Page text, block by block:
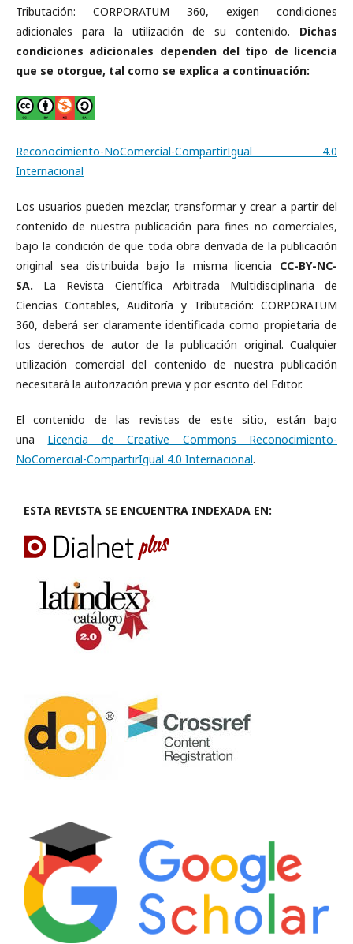
Tributación: CORPORATUM 360, exigen condiciones
adicionales para la utilización de su contenido. Dichas
condiciones adicionales dependen del tipo de licencia
que se otorgue, tal como se explica a continuación:
Reconocimiento-NoComercial-CompartirIgual 4.0
Internacional
Los usuarios pueden mezclar, transformar y crear a partir del
contenido de nuestra publicación para fines no comerciales,
bajo la condición de que toda obra derivada de la publicación
original sea distribuida bajo la misma licencia CC-BY-NC-
SA. La Revista Científica Arbitrada Multidisciplinaria de
Ciencias Contables, Auditoría y Tributación: CORPORATUM
360, deberá ser claramente identificada como propietaria de
los derechos de autor de la publicación original. Cualquier
utilización comercial del contenido de nuestra publicación
necesitará la autorización previa y por escrito del Editor.
El contenido de las revistas de este sitio, están bajo
una Licencia de Creative Commons Reconocimiento-
NoComercial-CompartirIgual 4.0 Internacional.
ESTA REVISTA SE ENCUENTRA INDEXADA EN: